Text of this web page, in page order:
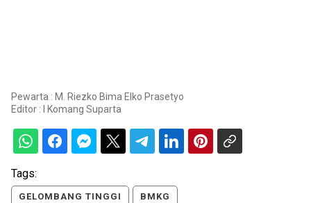
Pewarta : M. Riezko Bima Elko Prasetyo
Editor :
I Komang Suparta
Tags:
GELOMBANG TINGGI BMKG